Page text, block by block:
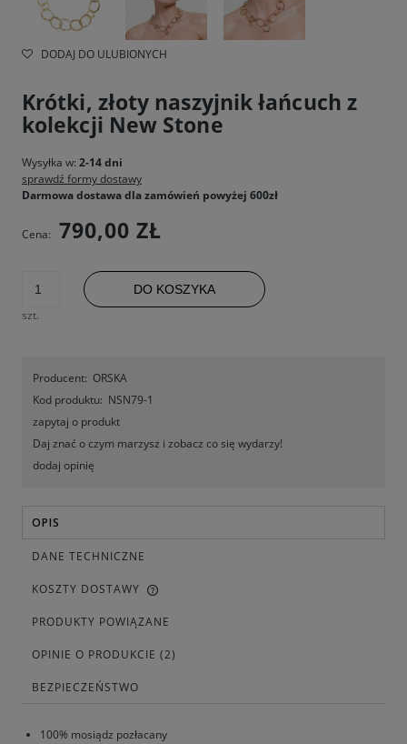
DODAJ DO ULUBIONYCH
Krótki, złoty naszyjnik łańcuch z
kolekcji New Stone
Wysyłka w: 2-14 dni
sprawdź formy dostawy
Darmowa dostawa dla zamówień powyżej 600zł
Cena: 790,00 ZŁ
szt.
DO KOSZYKA
Producent: ORSKA
Kod produktu: NSN79-1
zapytaj o produkt
Daj znać o czym marzysz i zobacz co się wydarzy!
dodaj opinię
OPIS
DANE TECHNICZNE
KOSZTY DOSTAWY
PRODUKTY POWIĄZANE
OPINIE O PRODUKCIE (2)
BEZPIECZEŃSTWO
100% mosiądz pozłacany